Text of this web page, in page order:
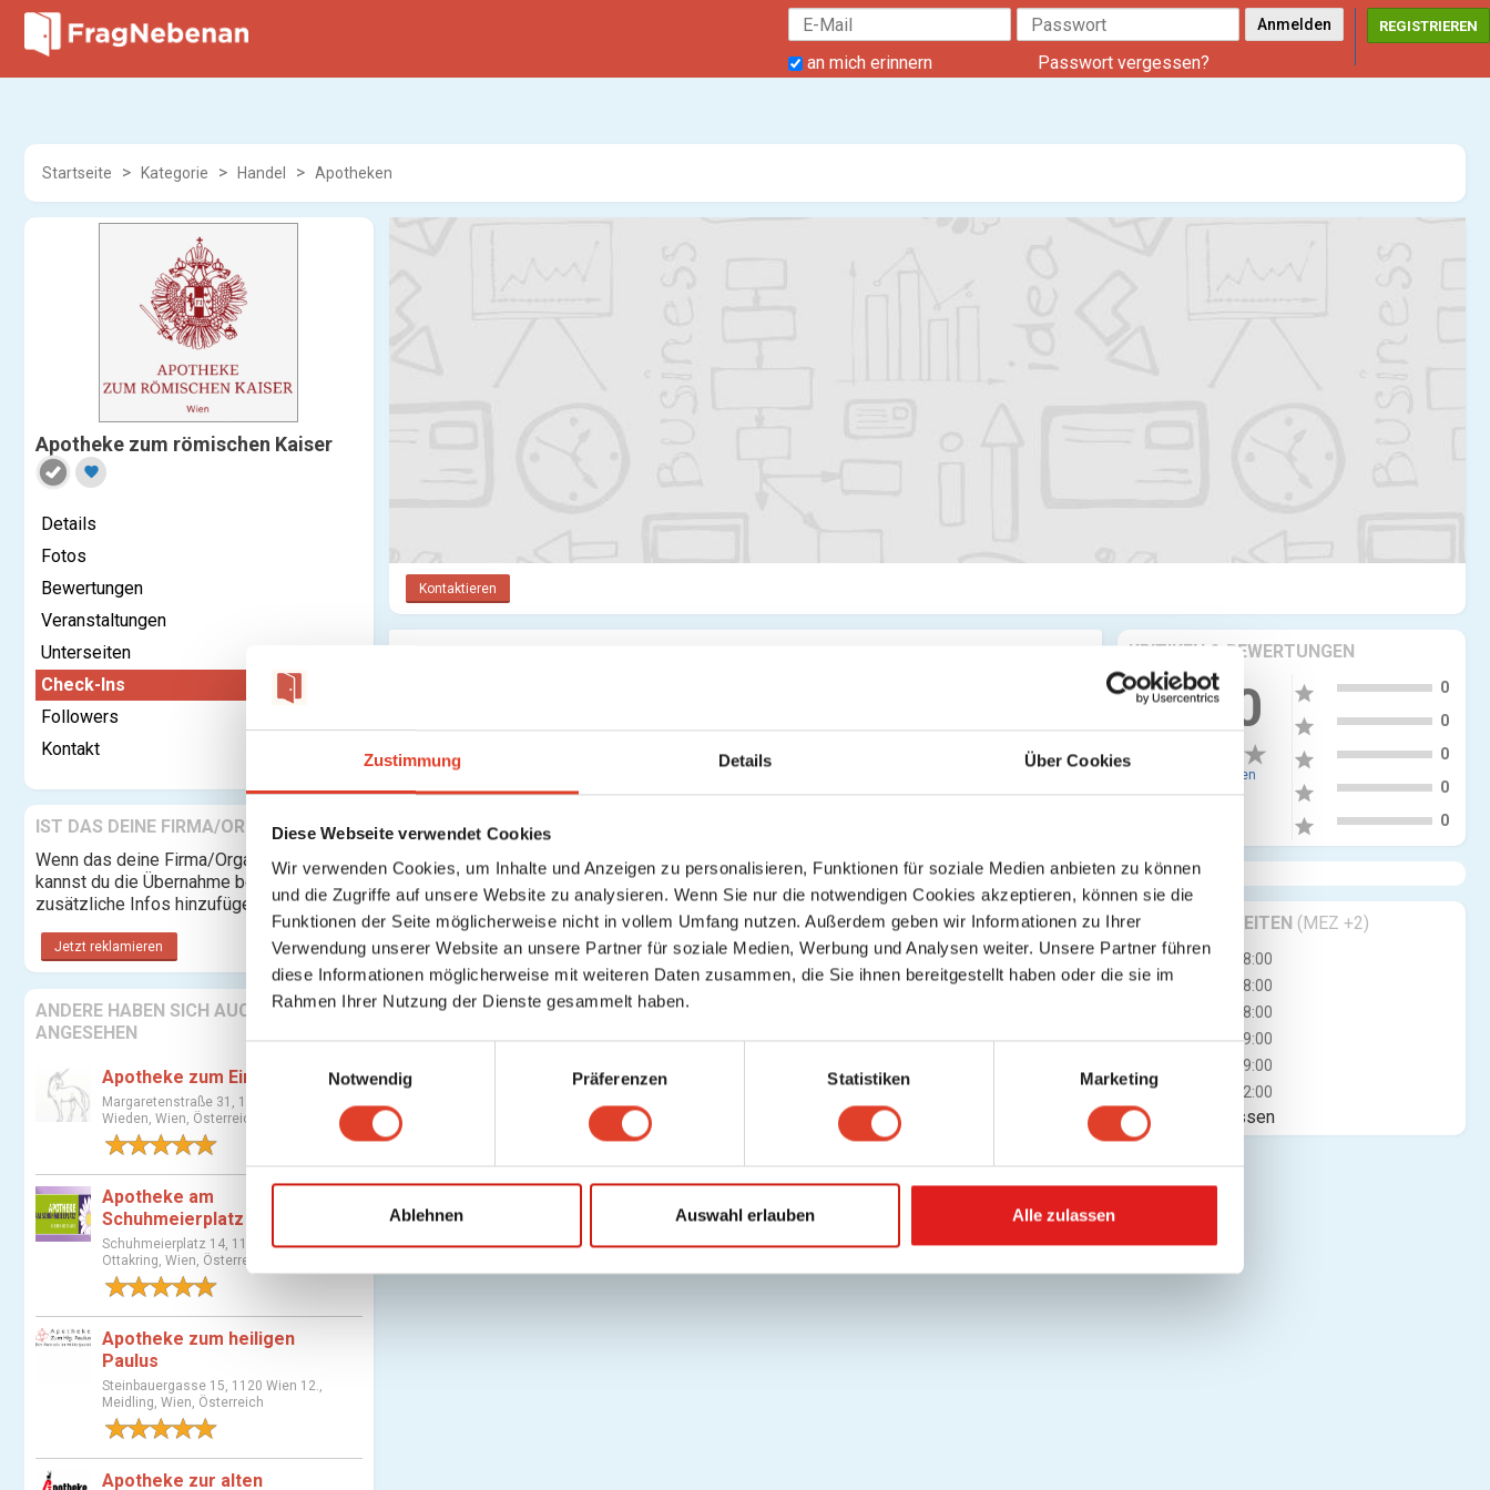
Zustimmung Details Über Cookies
Diese Webseite verwendet Cookies
Wir verwenden Cookies, um Inhalte und Anzeigen zu personalisieren, Funktionen für soziale Medien anbieten zu können
und die Zugriffe auf unsere Website zu analysieren. Wenn Sie nur die notwendigen Cookies akzeptieren, können sie die
Funktionen der Seite möglicherweise nicht in vollem Umfang nutzen. Außerdem geben wir Informationen zu Ihrer
Verwendung unserer Website an unsere Partner für soziale Medien, Werbung und Analysen weiter. Unsere Partner führen
diese Informationen möglicherweise mit weiteren Daten zusammen, die Sie ihnen bereitgestellt haben oder die sie im
Rahmen Ihrer Nutzung der Dienste gesammelt haben.
i
g
n
g
a
w
Notwendig Präferenzen Statistiken Marketing
Ablehnen Auswahl erlauben Alle zulassen
an mich erinnern Passwort vergessen?
REGISTRIEREN
Startseite Kategorie Handel Apotheken
Apotheke zum römischen Kaiser
favorite
Details
Fotos
Bewertungen
Veranstaltungen
Unterseiten
Check-Ins
Followers
Kontakt
IST DAS DEINE FIRMA/ORGANISATION?
Wenn das deine Firma/Organisation ist,
kannst du die Übernahme beantragen und
zusätzliche Infos hinzufügen.
Jetzt reklamieren
ANDERE HABEN SICH AUCH
ANGESEHEN
Apotheke zum Einhorn
Margaretenstraße 31, 1040 Wien 4.,
Wieden, Wien, Österreich
Apotheke am
Schuhmeierplatz
Schuhmeierplatz 14, 1160 Wien 16.,
Ottakring, Wien, Österreich
Apotheke zum heiligen
Paulus
Steinbauergasse 15, 1120 Wien 12.,
Meidling, Wien, Österreich
Apotheke zur alten
Kontaktieren
KRITIKEN & BEWERTUNGEN
0.00
0 Bewertungen
star 0
star 0
star 0
star 0
star 0
GESCHÄFTSZEITEN (MEZ +2)
Mo
08:00 - 18:00
Di
08:00 - 18:00
08:00 - 18:00
Do
08:00 - 19:00
08:00 - 19:00
Sa
08:00 - 12:00
Jetzt geschlossen